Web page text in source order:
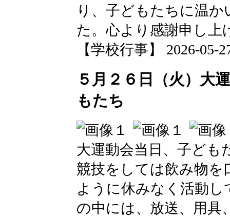
り、子どもたちに温
た。心より感謝申し上
【学校行事】 2026-05-
５月２６日（火）大
もたち
大運動会当日、子ども
競技をしては飲み物を
ように休みなく活動
の中には、放送、用具